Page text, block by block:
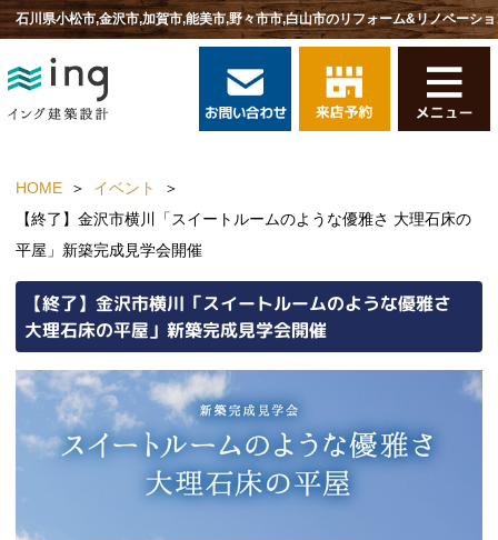
石川県小松市,金沢市,加賀市,能美市,野々市市,白山市のリフォーム&リノベーシ
HOME
イベント
【終了】金沢市横川「スイートルームのような優雅さ 大理石床の
平屋」新築完成見学会開催
【終了】金沢市横川「スイートルームのような優雅さ
大理石床の平屋」新築完成見学会開催